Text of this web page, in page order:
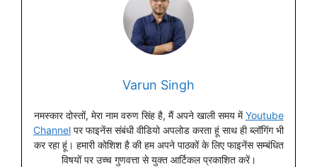
Varun Singh
नमस्कार दोस्तों, मेरा नाम वरुण सिंह है, मैं अपने खाली समय मेंYoutube
Channel पर फाइनेंस संबंधी वीडियो अपलोड करता हूं साथ ही ब्लॉगिंग भी
कर रहा हूं। हमारी कोशिश है की हम अपने पाठकों के लिए फाइनेंस सम्बंधित
विषयों पर उच्च गुणवत्ता से युक्त आर्टिकल प्रकाशित करें।